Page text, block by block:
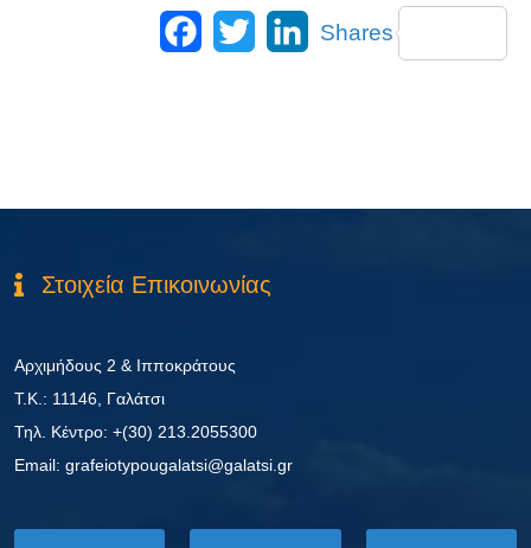
Facebook
Twitter LinkedIn
Shares
Στοιχεία Επικοινωνίας
Αρχιμήδους 2 & Ιπποκράτους
Τ.Κ.: 11146, Γαλάτσι
Τηλ. Κέντρο: +(30) 213.2055300
Εmail: grafeiotypougalatsi@galatsi.gr